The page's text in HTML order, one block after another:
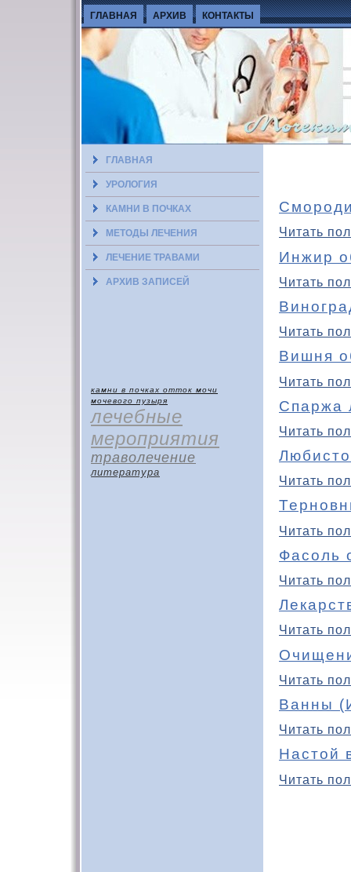
ГЛАВНАЯ АРХИВ КОНТАКТЫ
ГЛАВНАЯ
УРОЛОГИЯ
КАМНИ В ПОЧКАХ
МЕТОДЫ ЛЕЧЕНИЯ
ЛЕЧЕНИЕ ТРАВАМИ
АРХИВ ЗАПИСЕЙ
камни в почках отток мочи
мочевого пузыря
лечебные
мероприятия
траволечение
литература
Читать
Инжир
Читать
Читать
Вишня
Читать
Спаржа
Читать
Читать
Читать
Фасоль
Читать
Читать
Читать
Ванны
Читать
Настой
Читать